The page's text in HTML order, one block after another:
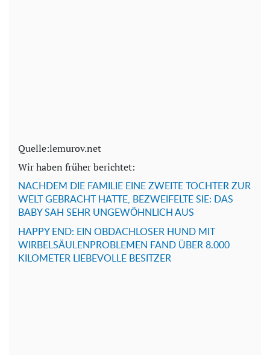
Quelle:lemurov.net
Wir haben früher berichtet:
NACHDEM DIE FAMILIE EINE ZWEITE TOCHTER ZUR
WELT GEBRACHT HATTE, BEZWEIFELTE SIE: DAS
BABY SAH SEHR UNGEWÖHNLICH AUS
HAPPY END: EIN OBDACHLOSER HUND MIT
WIRBELSÄULENPROBLEMEN FAND ÜBER 8.000
KILOMETER LIEBEVOLLE BESITZER